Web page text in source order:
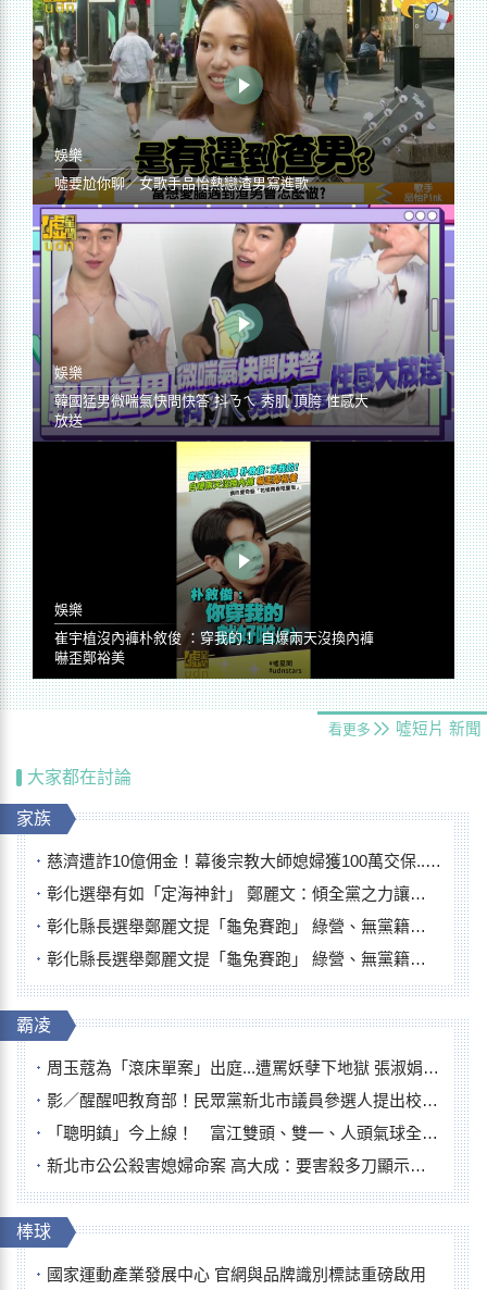
娛樂
噓要尬你聊／女歌手品怡熱戀渣男寫進歌
娛樂
韓國猛男微喘氣快問快答 抖ㄋㄟ 秀肌 頂胯 性感大
放送
娛樂
崔宇植沒內褲朴敘俊 ：穿我的！ 自爆兩天沒換內褲
嚇歪鄭裕美
看更多 噓短片 新聞
大家都在討論
家族
慈濟遭詐10億佣金！幕後宗教大師媳婦獲100萬交保...快步奔離不發一語
彰化選舉有如「定海神針」 鄭麗文：傾全黨之力讓彰化贏
彰化縣長選舉鄭麗文提「龜兔賽跑」 綠營、無黨籍忙否認是烏龜
彰化縣長選舉鄭麗文提「龜兔賽跑」 綠營、無黨籍忙否認是烏龜
霸凌
周玉蔻為「滾床單案」出庭...遭罵妖孽下地獄 張淑娟批：舌頭殺人有罪
影／醒醒吧教育部！民眾黨新北市議員參選人提出校園反毒防線升級政見
「聰明鎮」今上線！ 富江雙頭、雙一、人頭氣球全登場
新北市公公殺害媳婦命案 高大成：要害殺多刀顯示怨恨深
棒球
國家運動產業發展中心 官網與品牌識別標誌重磅啟用